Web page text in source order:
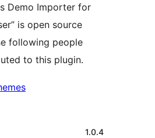
Demo Importer for
is open source
following people
to this plugin.
1.0.4